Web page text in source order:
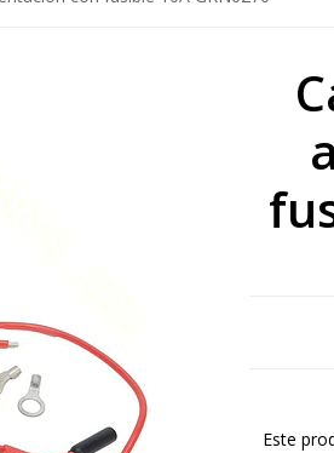
Este